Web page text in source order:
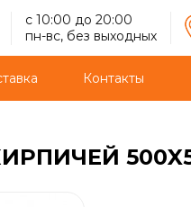
с 10:00 до 20:00
пн-вс, без выходных
Контакты